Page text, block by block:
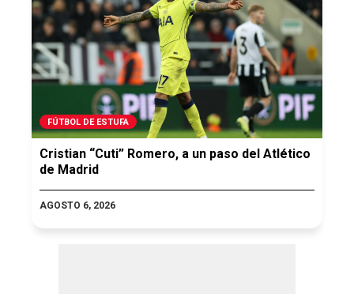
FÚTBOL DE ESTUFA
Cristian “Cuti” Romero, a un paso del Atlético
de Madrid
AGOSTO 6, 2026